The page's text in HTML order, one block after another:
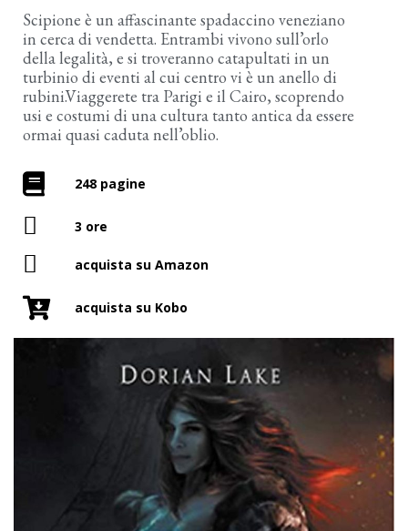
Scipione è un affascinante spadaccino veneziano
in cerca di vendetta. Entrambi vivono sull’orlo
della legalità, e si troveranno catapultati in un
turbinio di eventi al cui centro vi è un anello di
rubini.Viaggerete tra Parigi e il Cairo, scoprendo
usi e costumi di una cultura tanto antica da essere
ormai quasi caduta nell’oblio.
248 pagine
3 ore
acquista su Amazon
acquista su Kobo